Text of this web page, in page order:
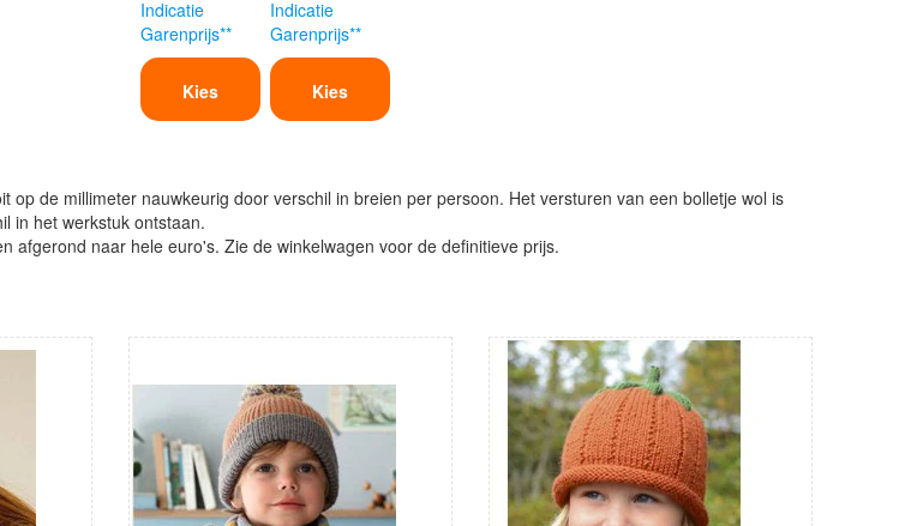
Indicatie
Garenprijs**
Kies
Indicatie
Garenprijs**
Kies
de millimeter nauwkeurig door verschil in breien per persoon. Het versturen van een bolletje wol is
in het werkstuk ontstaan.
afgerond naar hele euro's. Zie de winkelwagen voor de definitieve prijs.